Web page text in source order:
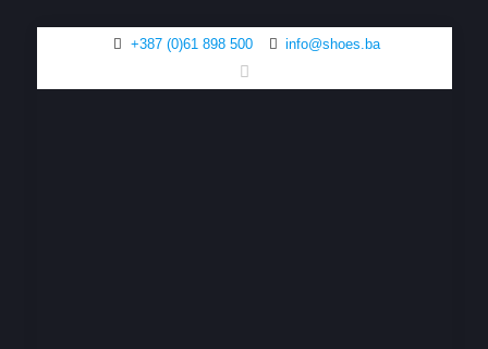
+387 (0)61 898 500 info@shoes.ba